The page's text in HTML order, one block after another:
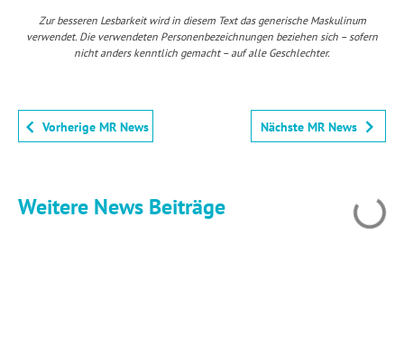
Zur besseren Lesbarkeit wird in diesem Text das generische Maskulinum
verwendet. Die verwendeten Personenbezeichnungen beziehen sich – sofern
nicht anders kenntlich gemacht – auf alle Geschlechter.
Vorherige MR News Nächste MR News
Weitere News Beiträge